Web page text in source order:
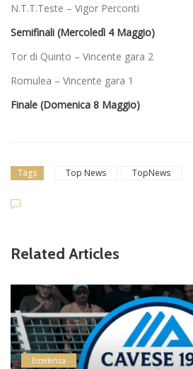
N.T.T.Teste – Vigor Perconti
Semifinali (Mercoledì 4 Maggio)
Tor di Quinto – Vincente gara 2
Romulea – Vincente gara 1
Finale (Domenica 8 Maggio)
Tags Top News TopNews
Related Articles
Eccellenza